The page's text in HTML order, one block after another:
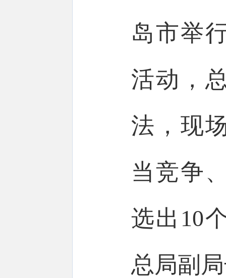
岛市举
活动，
法，现
当竞争
选出10
总局副